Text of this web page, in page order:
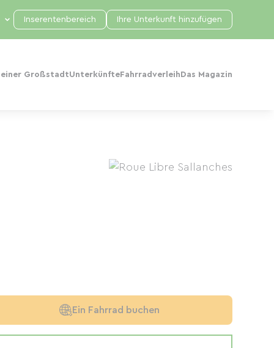
einer GroßstadtUnterkünfte Fahrradverleih Das Magazin
Inserentenbereich Ihre Unterkunft hinzufügen
Ein Fahrrad buchen